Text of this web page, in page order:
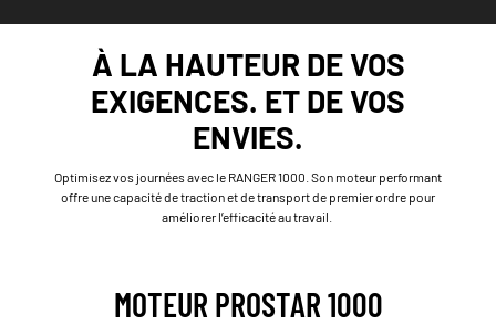
À LA HAUTEUR DE VOS
EXIGENCES. ET DE VOS
ENVIES.
Optimisez vos journées avec le RANGER 1000. Son moteur performant
offre une capacité de traction et de transport de premier ordre pour
améliorer l’efficacité au travail.
MOTEUR PROSTAR 1000